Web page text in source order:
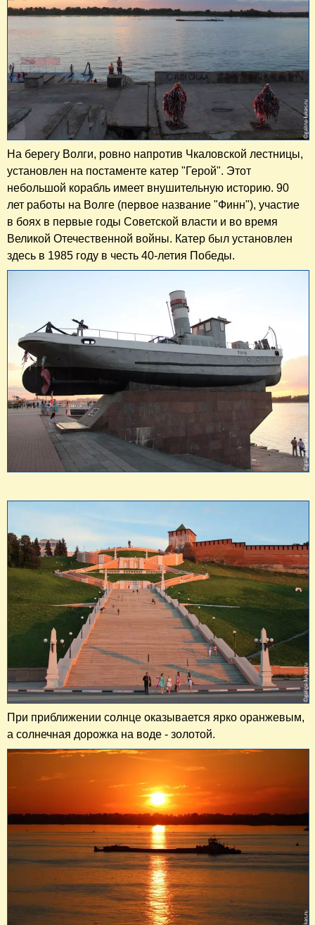
На берегу Волги, ровно напротив Чкаловской лестницы,
установлен на постаменте катер "Герой". Этот
небольшой корабль имеет внушительную историю. 90
лет работы на Волге (первое название "Финн"), участие
в боях в первые годы Советской власти и во время
Великой Отечественной войны. Катер был установлен
здесь в 1985 году в честь 40-летия Победы.
При приближении солнце оказывается ярко оранжевым,
а солнечная дорожка на воде - золотой.